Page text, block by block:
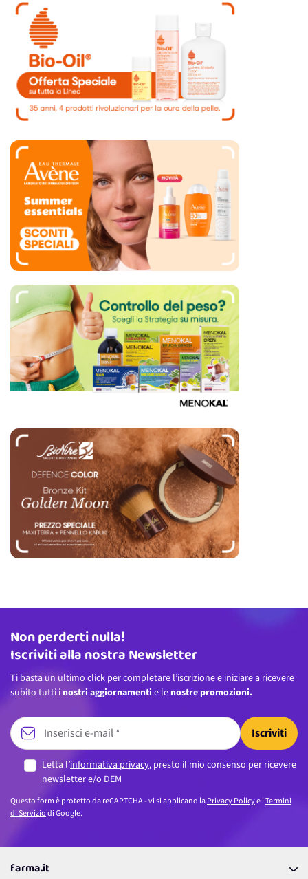
Indirizzo email
Non perderti nulla!
Iscriviti alla nostra Newsletter
Ti basta un ultimo click per completare l’iscrizione e iniziare a ricevere
subito tutti i nostri aggiornamenti e le nostre promozioni.
Iscriviti
Letta l’informativa privacy, presto il mio consenso per ricevere
newsletter e/o DEM
Questo form è protetto da reCAPTCHA - vi si applicano laPrivacy Policye iTermini
di Serviziodi Google.
farma.it